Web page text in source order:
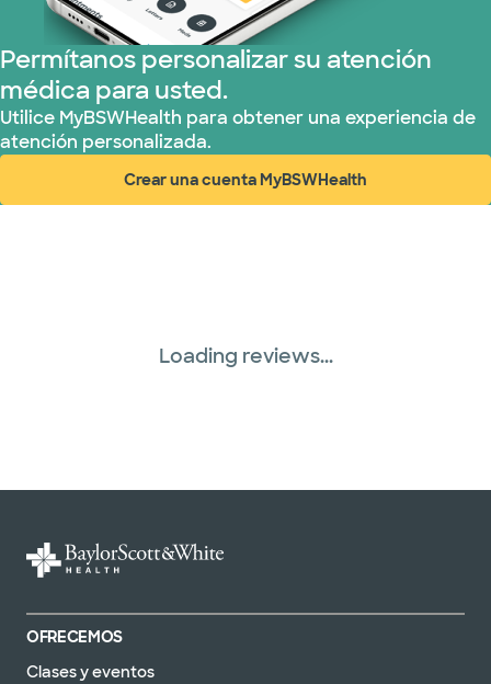
TriWest HealthCare (1 planes)
United HealthCare (32 planes)
WellMed (15 planes)
Permítanos personalizar su atención
médica para usted.
Utilice MyBSWHealth para obtener una experiencia de
atención personalizada.
Crear una cuenta MyBSWHealth
(abre en ventana nueva)
Loading reviews...
OFRECEMOS
Clases y eventos